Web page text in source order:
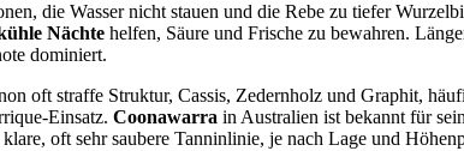
die Wasser nicht stauen und die Rebe zu tiefer
Nächte helfen, Säure und Frische zu bewahren.
dominiert.
oft straffe Struktur, Cassis, Zedernholz und Graphit,
Einsatz. Coonawarra in Australien ist bekannt für
oft sehr saubere Tanninlinie, je nach Lage und